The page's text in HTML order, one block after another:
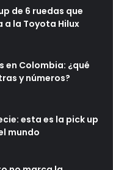
de 6 ruedas que
a la Toyota Hilux
en Colombia: ¿qué
y números?
esta es la pick up
mundo